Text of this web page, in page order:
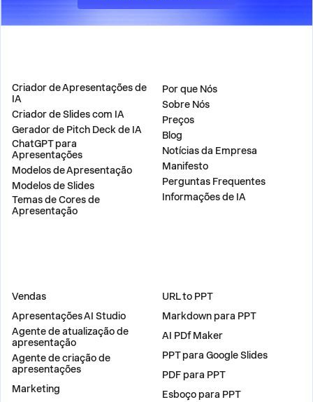
Criador de Apresentações de
IA
Criador de Slides com IA
Gerador de Pitch Deck de IA
ChatGPT para
Apresentações
Modelos de Apresentação
Modelos de Slides
Temas de Cores de
Apresentação
Por que Nós
Sobre Nós
Preços
Blog
Notícias da Empresa
Manifesto
Perguntas Frequentes
Informações de IA
Vendas
Apresentações AI Studio
Agente de atualização de
apresentação
Agente de criação de
apresentações
Marketing
URL to PPT
Markdown para PPT
AI PDf Maker
PPT para Google Slides
PDF para PPT
Esboço para PPT